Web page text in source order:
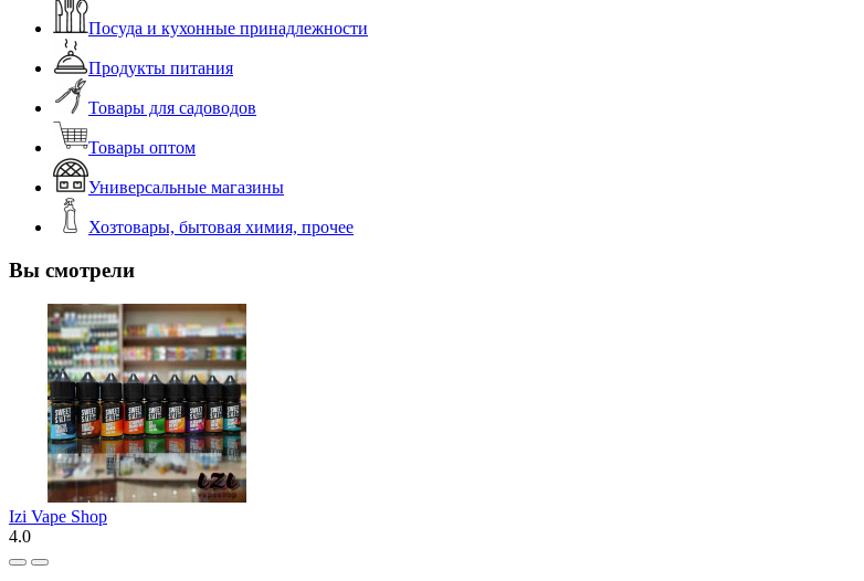
Посуда и кухонные принадлежности
Продукты питания
Товары для садоводов
Товары оптом
Универсальные магазины
Хозтовары, бытовая химия, прочее
Вы смотрели
Izi Vape Shop
4.0